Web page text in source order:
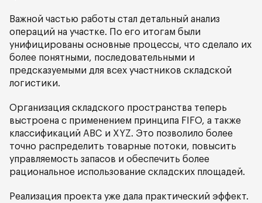
Важной частью работы стал детальный анализ
операций на участке. По его итогам были
унифицированы основные процессы, что сделало их
более понятными, последовательными и
предсказуемыми для всех участников складской
логистики.
Организация складского пространства теперь
выстроена с применением принципа FIFO, а также
классификаций ABC и XYZ. Это позволило более
точно распределить товарные потоки, повысить
управляемость запасов и обеспечить более
рациональное использование складских площадей.
Реализация проекта уже дала практический эффект.